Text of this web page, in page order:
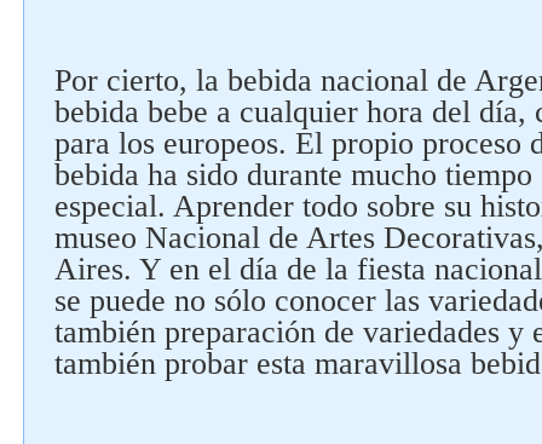
Por cierto, la bebida nacional de
bebida bebe a cualquier hora del
para los europeos. El propio proceso
bebida ha sido durante mucho
especial. Aprender todo sobre su
museo Nacional de Artes
Aires. Y en el día de la fiesta
se puede no sólo conocer las
también preparación de variedades y
también probar esta maravillosa